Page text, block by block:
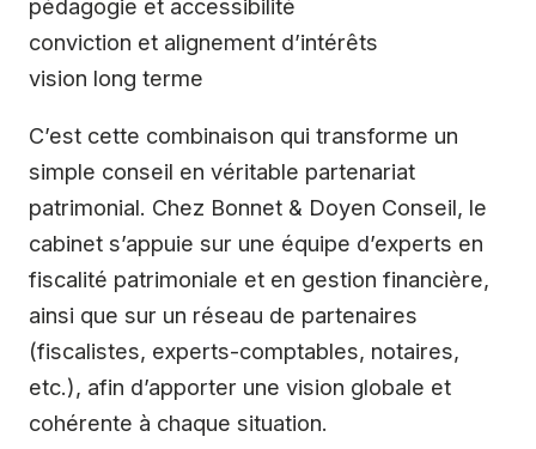
pédagogie et accessibilité
conviction et alignement d’intérêts
vision long terme
C’est cette combinaison qui transforme un
simple conseil en véritable partenariat
patrimonial. Chez Bonnet & Doyen Conseil, le
cabinet s’appuie sur une équipe d’experts en
fiscalité patrimoniale et en gestion financière,
ainsi que sur un réseau de partenaires
(fiscalistes, experts-comptables, notaires,
etc.), afin d’apporter une vision globale et
cohérente à chaque situation.